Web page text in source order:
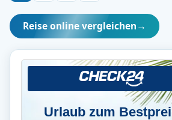
Reise online vergleichen→
Urlaub zum